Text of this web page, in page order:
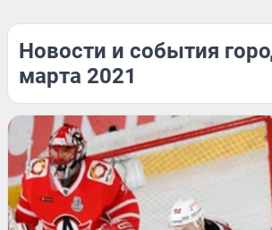
Новости и события
марта 2021